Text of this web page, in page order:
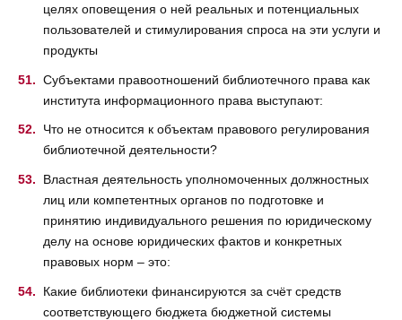
целях оповещения о ней реальных и потенциальных
пользователей и стимулирования спроса на эти услуги и
продукты
Субъектами правоотношений библиотечного права как
института информационного права выступают:
Что не относится к объектам правового регулирования
библиотечной деятельности?
Властная деятельность уполномоченных должностных
лиц или компетентных органов по подготовке и
принятию индивидуального решения по юридическому
делу на основе юридических фактов и конкретных
правовых норм – это:
Какие библиотеки финансируются за счёт средств
соответствующего бюджета бюджетной системы